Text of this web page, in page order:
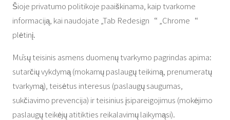
Šioje privatumo politikoje paaiškinama, kaip tvarkome
informaciją, kai naudojate „Tab Redesign“ „Chrome“
plėtinį.
Mūsų teisinis asmens duomenų tvarkymo pagrindas apima:
sutarčių vykdymą (mokamų paslaugų teikimą, prenumeratų
tvarkymą), teisėtus interesus (paslaugų saugumas,
sukčiavimo prevencija) ir teisinius įsipareigojimus (mokėjimo
paslaugų teikėjų atitikties reikalavimų laikymąsi).